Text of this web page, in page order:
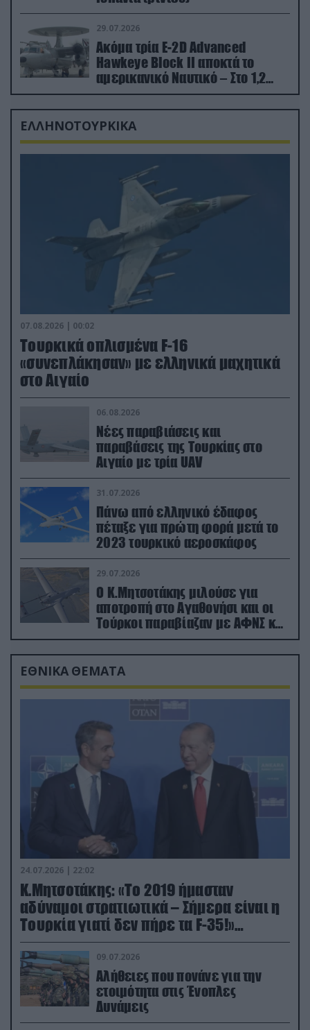
29.07.2026
Ακόμα τρία E-2D Advanced
Hawkeye Block II αποκτά το
αμερικανικό Ναυτικό – Στο 1,2
δισ.δολάρια το κόστος
ΕΛΛΗΝΟΤΟΥΡΚΙΚΑ
07.08.2026 | 00:02
Τουρκικά οπλισμένα F-16
«συνεπλάκησαν» με ελληνικά μαχητικά
στο Αιγαίο
06.08.2026
Νέες παραβιάσεις και
παραβάσεις της Τουρκίας στο
Αιγαίο με τρία UAV
31.07.2026
Πάνω από ελληνικό έδαφος
πέταξε για πρώτη φορά μετά το
2023 τουρκικό αεροσκάφος
29.07.2026
Ο Κ.Μητσοτάκης μιλούσε για
αποτροπή στο Αγαθονήσι και οι
Τούρκοι παραβίαζαν με ΑΦΝΣ και
drone
ΕΘΝΙΚΑ ΘΕΜΑΤΑ
24.07.2026 | 22:02
Κ.Μητσοτάκης: «Το 2019 ήμασταν
αδύναμοι στρατιωτικά – Σήμερα είναι η
Τουρκία γιατί δεν πήρε τα F-35!»
(βίντεο)
09.07.2026
Αλήθειες που πονάνε για την
ετοιμότητα στις Ένοπλες
Δυνάμεις